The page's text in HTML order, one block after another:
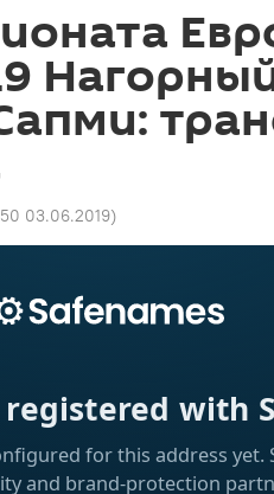
03.06.2019)